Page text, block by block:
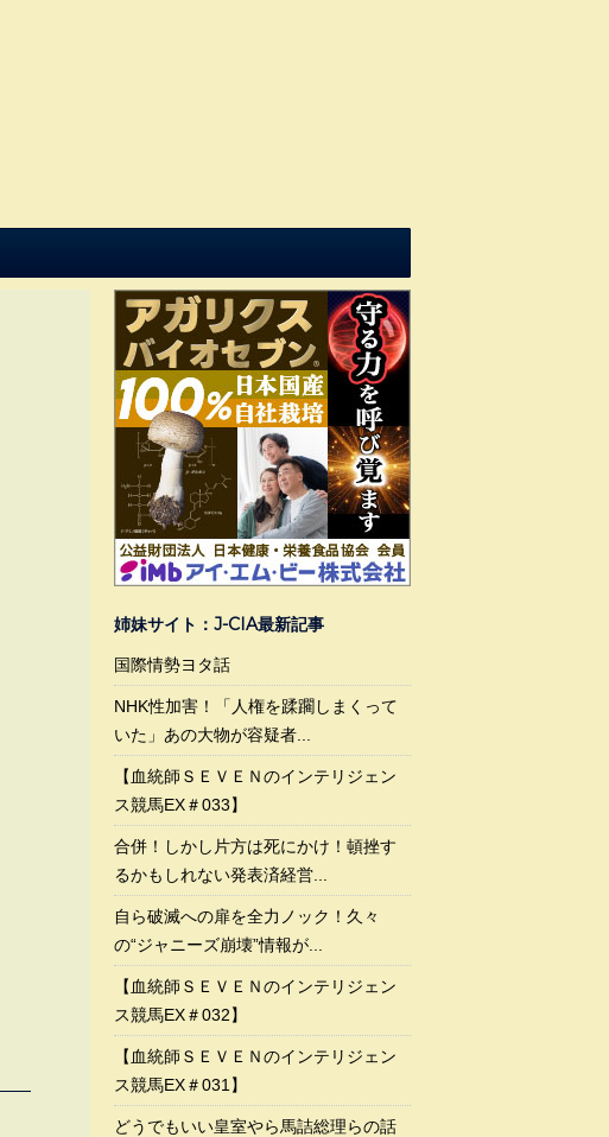
姉妹サイト：J-CIA最新記事
国際情勢ヨタ話
NHK性加害！「人権を蹂躙しまくって
いた」あの大物が容疑者...
【血統師ＳＥＶＥＮのインテリジェン
ス競馬EX＃033】
合併！しかし片方は死にかけ！頓挫す
るかもしれない発表済経営...
自ら破滅への扉を全力ノック！久々
の“ジャニーズ崩壊”情報が...
【血統師ＳＥＶＥＮのインテリジェン
ス競馬EX＃032】
【血統師ＳＥＶＥＮのインテリジェン
ス競馬EX＃031】
どうでもいい皇室やら馬詰総理らの話